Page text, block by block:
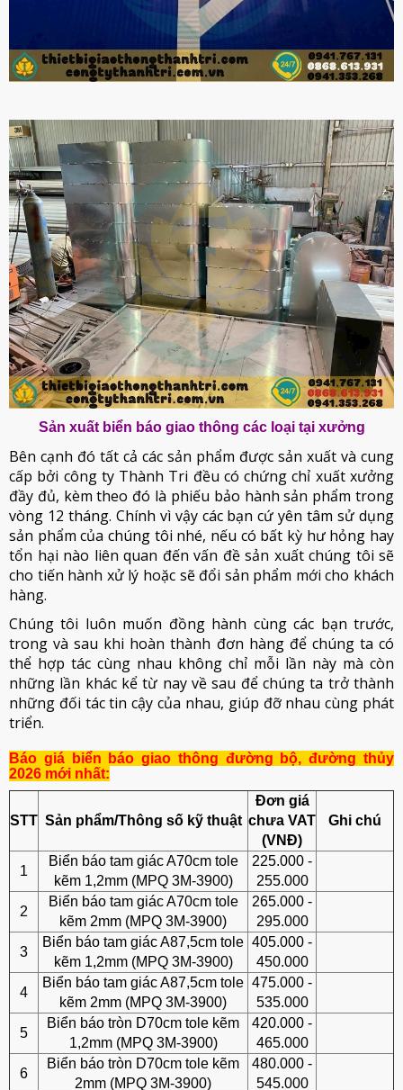
Sản xuất biển báo giao thông các loại tại xưởng
Bên cạnh đó tất cả các sản phẩm được sản xuất và cung
cấp bởi công ty Thành Tri đều có chứng chỉ xuất xưởng
đầy đủ, kèm theo đó là phiếu bảo hành sản phẩm trong
vòng 12 tháng. Chính vì vậy các bạn cứ yên tâm sử dụng
sản phẩm của chúng tôi nhé, nếu có bất kỳ hư hỏng hay
tổn hại nào liên quan đến vấn đề sản xuất chúng tôi sẽ
cho tiến hành xử lý hoặc sẽ đổi sản phẩm mới cho khách
hàng.
Chúng tôi luôn muốn đồng hành cùng các bạn trước,
trong và sau khi hoàn thành đơn hàng để chúng ta có
thể hợp tác cùng nhau không chỉ mỗi lần này mà còn
những lần khác kể từ nay về sau để chúng ta trở thành
những đối tác tin cậy của nhau, giúp đỡ nhau cùng phát
triển.
Báo giá biển báo giao thông đường bộ, đường thủy
2026 mới nhất:
STT Sản phẩm/Thông số kỹ thuật
Đơn giá
chưa VAT
(VNĐ)
Ghi chú
1
Biển báo tam giác A70cm tole
kẽm 1,2mm (MPQ 3M-3900)
225.000 -
255.000
2
Biển báo tam giác A70cm tole
kẽm 2mm (MPQ 3M-3900)
265.000 -
295.000
3
Biển báo tam giác A87,5cm tole
kẽm 1,2mm (MPQ 3M-3900)
405.000 -
450.000
4
Biển báo tam giác A87,5cm tole
kẽm 2mm (MPQ 3M-3900)
475.000 -
535.000
5
Biển báo tròn D70cm tole kẽm
1,2mm (MPQ 3M-3900)
420.000 -
465.000
6
Biển báo tròn D70cm tole kẽm
2mm (MPQ 3M-3900)
480.000 -
545.000